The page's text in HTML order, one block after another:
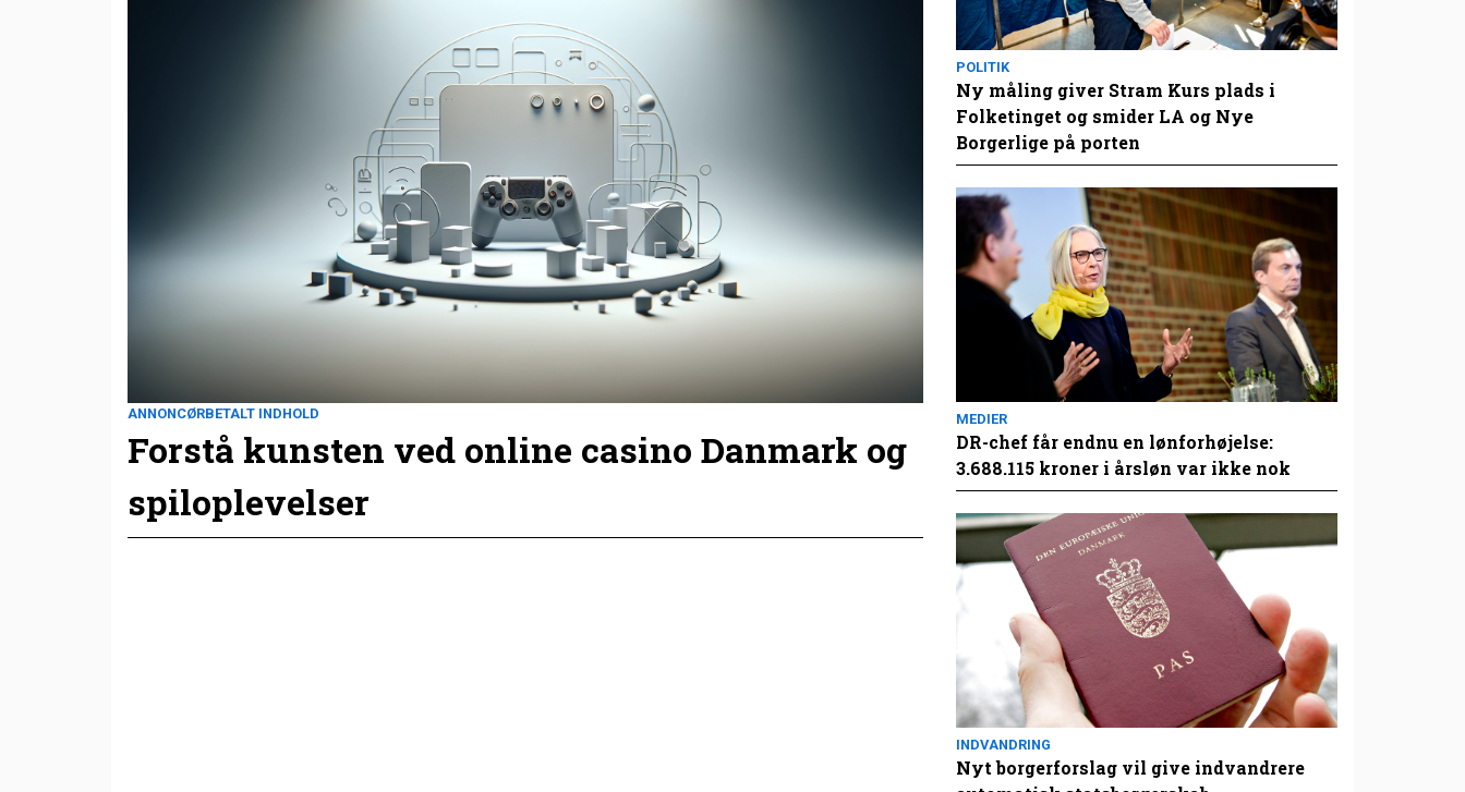
ANNONCØRBETALT INDHOLD
Forstå kunsten ved online casino Danmark og
spiloplevelser
POLITIK
Ny måling giver Stram Kurs plads i
Folketinget og smider LA og Nye
Borgerlige på porten
MEDIER
DR-chef får endnu en lønforhøjelse:
3.688.115 kroner i årsløn var ikke nok
INDVANDRING
Nyt borgerforslag vil give indvandrere